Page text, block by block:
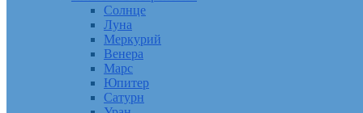
Солнце
Луна
Меркурий
Венера
Марс
Юпитер
Сатурн